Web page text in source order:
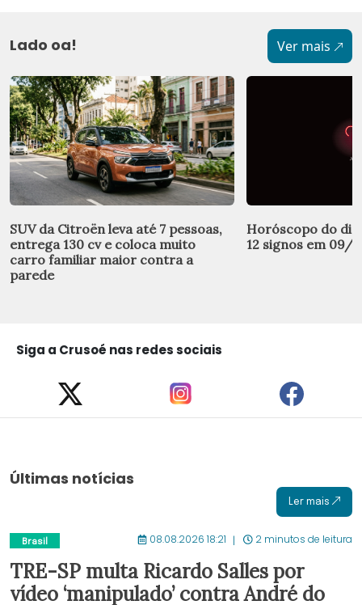
Lado oa! Ver mais
SUV da Citroën leva até 7 pessoas,
entrega 130 cv e coloca muito
carro familiar maior contra a
parede
Horóscopo do
12 signos em 09/
Siga a Crusoé nas redes sociais
Últimas notícias
Ler mais
Brasil 08.08.2026 18:21 2 minutos de leitura
TRE-SP multa Ricardo Salles por
vídeo ‘manipulado’ contra André do